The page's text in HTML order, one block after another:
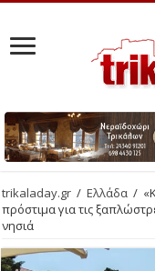
trikaladay.gr / Ελλάδα /
πρόστιμα για τις
νησιά